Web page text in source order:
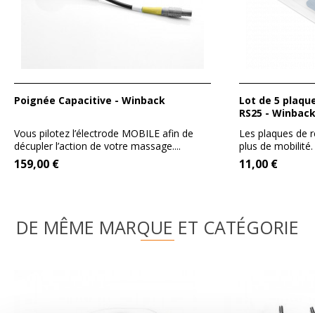
Poignée Capacitive - Winback
Vous pilotez l’électrode MOBILE afin de
décupler l’action de votre massage....
159,00 €
Lot de 5 plaques de retour adhésives
RS25 - Winback
Les plaques de
plus de mobilité.
11,00 €
DE MÊME MARQUE ET CATÉGORIE